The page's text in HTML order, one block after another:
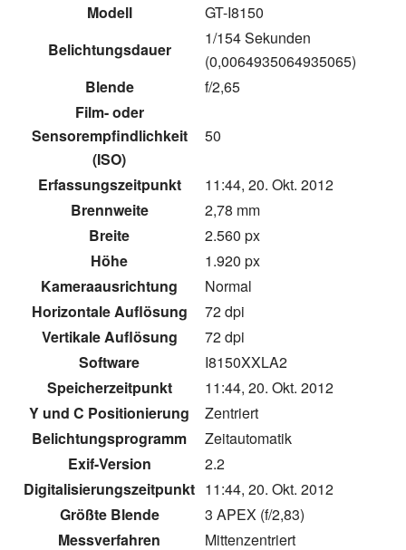
Modell
GT-I8150
Belichtungsdauer
1/154 Sekunden
(0,0064935064935065)
Blende
f/2,65
Film- oder
Sensorempfindlichkeit
(ISO)
50
Erfassungszeitpunkt
11:44, 20. Okt. 2012
Brennweite
2,78 mm
Breite
2.560 px
Höhe
1.920 px
Kameraausrichtung
Normal
Horizontale Auflösung
72 dpi
Vertikale Auflösung
72 dpi
Software
I8150XXLA2
Speicherzeitpunkt
11:44, 20. Okt. 2012
Y und C Positionierung
Zentriert
Belichtungsprogramm
Zeitautomatik
Exif-Version
2.2
Digitalisierungszeitpunkt 11:44, 20. Okt. 2012
Größte Blende
3 APEX (f/2,83)
Messverfahren
Mittenzentriert